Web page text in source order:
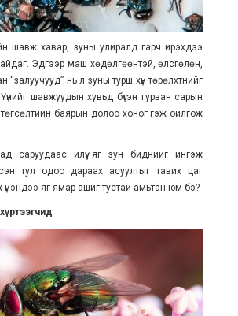
шавж хавар, зуны улиралд гарч ирэхдээ
Эдгээр маш хөдөлгөөнтэй, өлсгөлөн,
“залуучууд” нь л зуны турш хүн төрөлхтнийг
шавжуудын хувьд бүтэн гурван сарын
төгсөлтийн баярын долоо хоног гэж ойлгож
саруудаас илүү яг зун биднийг ингэж
тул одоо дараах асуултыг тавих цаг
яг ямар ашиг тустай амьтан юм бэ?